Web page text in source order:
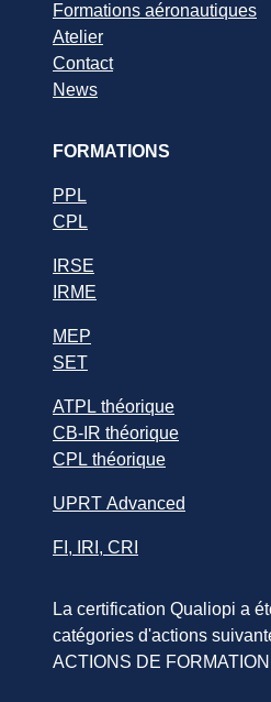
Formations aéronautiques
Atelier
Contact
News
FORMATIONS
PPL
CPL
IRSE
IRME
MEP
SET
ATPL théorique
CB-IR théorique
CPL théorique
UPRT Advanced
FI, IRI, CRI
La certification Qualiopi a
catégories d'actions
ACTIONS DE FORMATION